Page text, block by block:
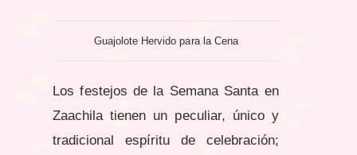
Guajolote Hervido para la Cena
Los festejos de la Semana Santa en
Zaachila tienen un peculiar, único y
tradicional espíritu de celebración;